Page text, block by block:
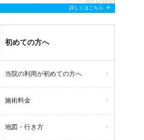
詳しくはこちら arrow_forward
初めての方へ
当院の利用が初めての方へ
施術料金
地図・行き方